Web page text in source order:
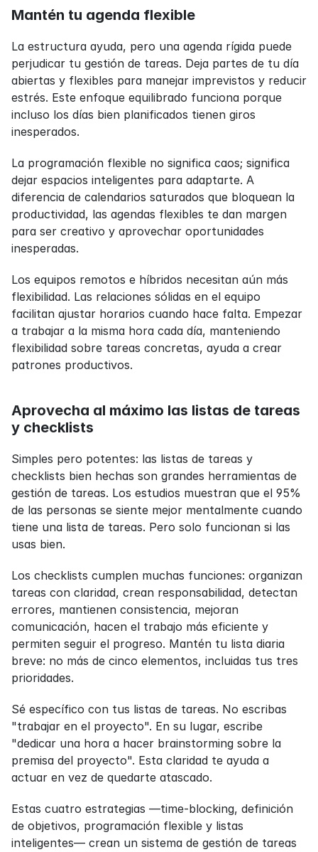
Mantén tu agenda flexible
La estructura ayuda, pero una agenda rígida puede
perjudicar tu gestión de tareas. Deja partes de tu día
abiertas y flexibles para manejar imprevistos y reducir
estrés. Este enfoque equilibrado funciona porque
incluso los días bien planificados tienen giros
inesperados.
La programación flexible no significa caos; significa
dejar espacios inteligentes para adaptarte. A
diferencia de calendarios saturados que bloquean la
productividad, las agendas flexibles te dan margen
para ser creativo y aprovechar oportunidades
inesperadas.
Los equipos remotos e híbridos necesitan aún más
flexibilidad. Las relaciones sólidas en el equipo
facilitan ajustar horarios cuando hace falta. Empezar
a trabajar a la misma hora cada día, manteniendo
flexibilidad sobre tareas concretas, ayuda a crear
patrones productivos.
Aprovecha al máximo las listas de tareas
y checklists
Simples pero potentes: las listas de tareas y
checklists bien hechas son grandes herramientas de
gestión de tareas. Los estudios muestran que el 95%
de las personas se siente mejor mentalmente cuando
tiene una lista de tareas. Pero solo funcionan si las
usas bien.
Los checklists cumplen muchas funciones: organizan
tareas con claridad, crean responsabilidad, detectan
errores, mantienen consistencia, mejoran
comunicación, hacen el trabajo más eficiente y
permiten seguir el progreso. Mantén tu lista diaria
breve: no más de cinco elementos, incluidas tus tres
prioridades.
Sé específico con tus listas de tareas. No escribas
"trabajar en el proyecto". En su lugar, escribe
"dedicar una hora a hacer brainstorming sobre la
premisa del proyecto". Esta claridad te ayuda a
actuar en vez de quedarte atascado.
Estas cuatro estrategias —time-blocking, definición
de objetivos, programación flexible y listas
inteligentes— crean un sistema de gestión de tareas